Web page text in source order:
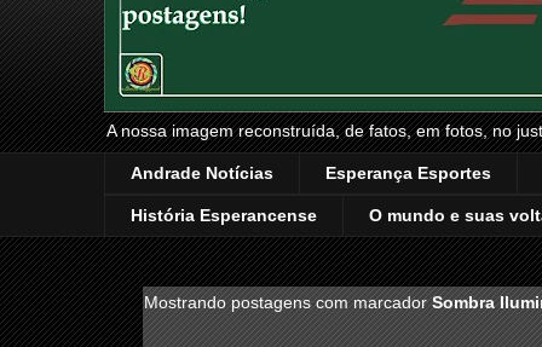
A nossa imagem reconstruída, de fatos, em fotos, no
Andrade Notícias Esperança Esportes
História Esperancense O mundo e suas
Mostrando postagens com marcadorSombra